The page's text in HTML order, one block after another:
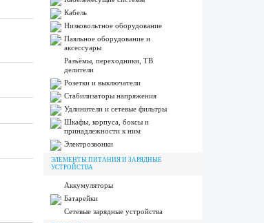
Кабель
Низковольтное оборудование
Паяльное оборудование и
аксессуары
Разъёмы, переходники, ТВ
делители
Розетки и выключатели
Стабилизаторы напряжения
Удлинители и сетевые фильтры
Шкафы, корпуса, боксы и
принадлежности к ним
Электрозвонки
ЭЛЕМЕНТЫ ПИТАНИЯ И ЗАРЯДНЫЕ
УСТРОЙСТВА
Аккумуляторы
Батарейки
Сетевые зарядные устройства